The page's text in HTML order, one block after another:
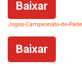
Baixar
Jogos-Campeonato-de-
Baixar